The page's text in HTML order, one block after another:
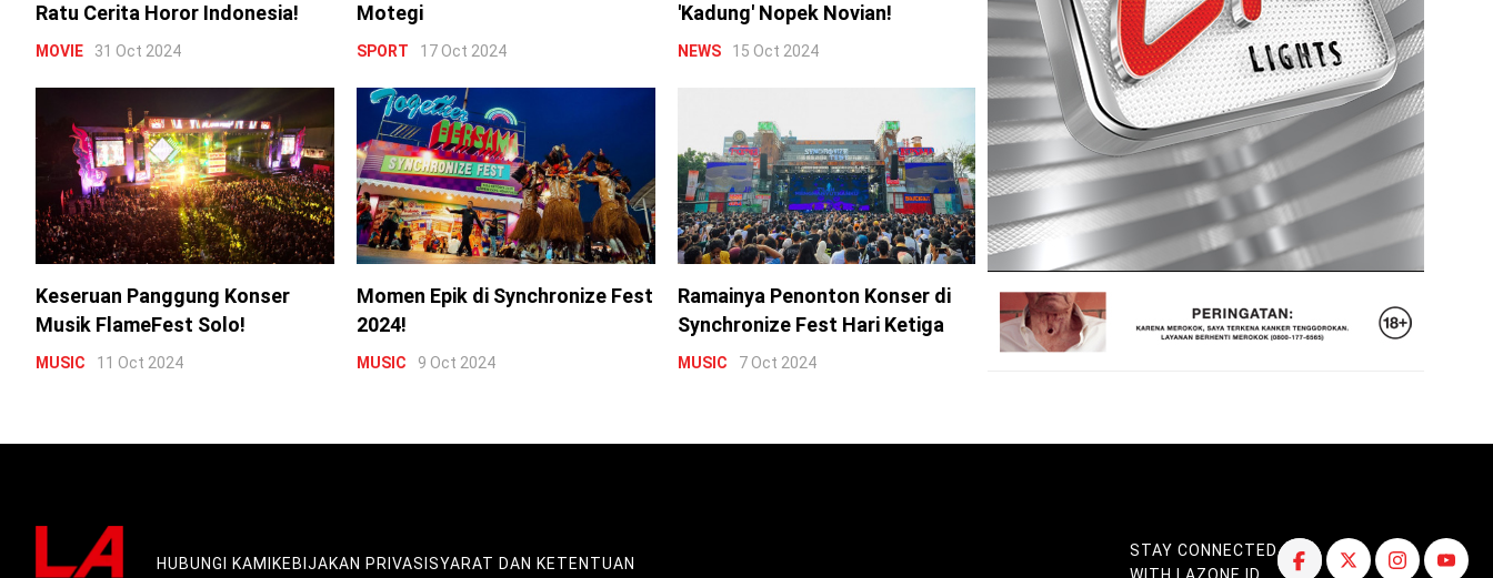
Ratu Cerita Horor Indonesia!
MOVIE 31 Oct 2024
Motegi
SPORT 17 Oct 2024
'Kadung' Nopek Novian!
NEWS 15 Oct 2024
Keseruan Panggung Konser
Musik FlameFest Solo!
MUSIC 11 Oct 2024
Momen Epik di Synchronize Fest
2024!
MUSIC 9 Oct 2024
Ramainya Penonton Konser di
Synchronize Fest Hari Ketiga
MUSIC 7 Oct 2024
HUBUNGI KAMIKEBIJAKAN PRIVASISYARAT DAN KETENTUAN
STAY CONNECTED